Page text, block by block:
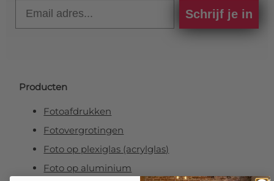
Schrijf je in
Producten
Fotoafdrukken
Fotovergrotingen
Foto op plexiglas (acrylglas)
Foto op aluminium